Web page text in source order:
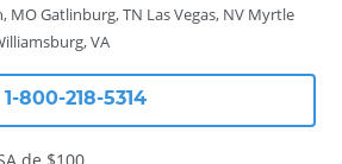
MOGatlinburg, TN Las Vegas, NV Myrtle
VA
1-800-218-5314